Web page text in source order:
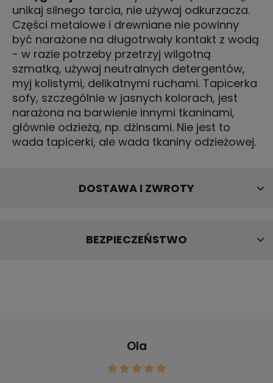
unikaj silnego tarcia, nie używaj odkurzacza.
Części metalowe i drewniane nie powinny
być narażone na długotrwały kontakt z wodą
- w razie potrzeby przetrzyj wilgotną
szmatką, używaj neutralnych detergentów,
myj kolistymi, delikatnymi ruchami. Tapicerka
sofy, szczególnie w jasnych kolorach, jest
narażona na barwienie innymi tkaninami,
głównie odzieżą, np. dżinsami. Nie jest to
wada tapicerki, ale wada tkaniny odzieżowej.
DOSTAWA I ZWROTY
BEZPIECZEŃSTWO
Ola